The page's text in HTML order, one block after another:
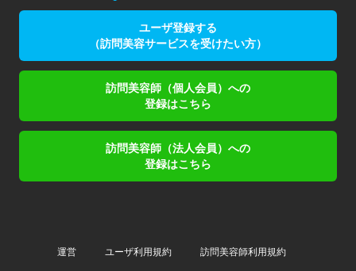
ユーザ登録する
（訪問美容サービスを受けたい方）
訪問美容師（個人会員）への
登録はこちら
訪問美容師（法人会員）への
登録はこちら
運営 ユーザ利用規約 訪問美容師利用規約